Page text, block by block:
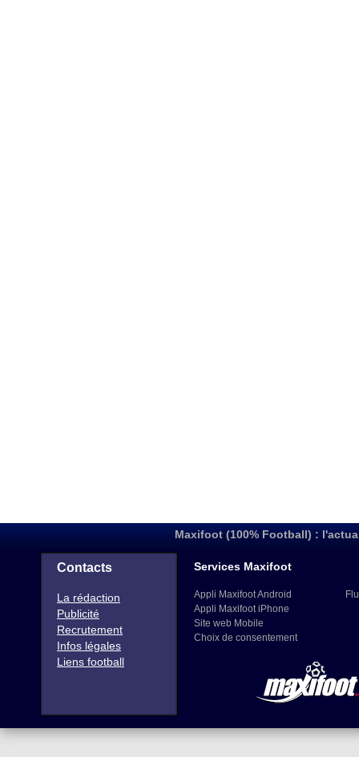
Maxifoot (100% Football) :
Contacts
La rédaction
Publicité
Recrutement
Infos légales
Liens football
Services Maxifoot
Appli Maxifoot Android
Appli Maxifoot iPhone
Site web Mobile
Choix de consentement